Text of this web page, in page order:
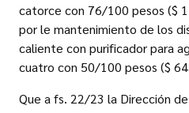
catorce con 76/100 pesos ($
por le mantenimiento de los
caliente con purificador para
cuatro con 50/100 pesos ($
Que a fs. 22/23 la Dirección